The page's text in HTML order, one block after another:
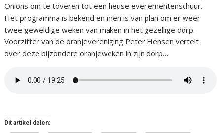
Onions om te toveren tot een heuse evenementenschuur.
Het programma is bekend en men is van plan om er weer
twee geweldige weken van maken in het gezellige dorp.
Voorzitter van de oranjevereniging Peter Hensen vertelt
over deze bijzondere oranjeweken in zijn dorp…
Dit artikel delen: